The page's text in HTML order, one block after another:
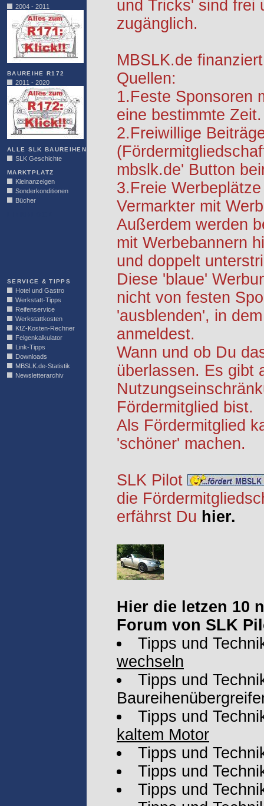
2004 - 2011
BAUREIHE R172
2011 - 2020
ALLE SLK BAUREIHEN
SLK Geschichte
MARKTPLATZ
Kleinanzeigen
Sonderkonditionen
Bücher
SERVICE & TIPPS
Hotel und Gastro
Werkstatt-Tipps
Reifenservice
Werkstattkosten
KfZ-Kosten-Rechner
Felgenkalkulator
Link-Tipps
Downloads
MBSLK.de-Statistik
Newsletterarchiv
und Tricks' sind frei
zugänglich.
MBSLK.de
Quellen:
1.Feste Sponsoren
eine bestimmte Zeit.
2.Freiwillige
mbslk.de' Button
3.Freie
Vermarkter mit
Außerdem werden
mit Werbebannern
und doppelt
Diese 'blaue'
nicht von festen
'ausblenden', in
anmeldest.
Wann und ob Du
überlassen. Es gibt
Fördermitglied bist.
Als Fördermitglied
'schöner' machen.
SLK Pilot
die
erfährst Du hier.
Hier die letzen 10
Forum von SLK
Tipps und
wechseln
Tipps und
Tipps und
kaltem Motor
Tipps und
Tipps und
Tipps und